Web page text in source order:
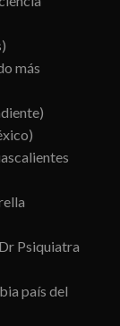
más
Psiquiatra
país del